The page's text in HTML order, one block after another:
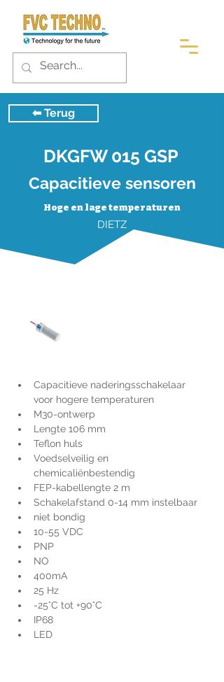
⬅︎ Terug
DKGFW 015 GSP
Capacitieve sensoren
Hoge en lage temperaturen
DIETZ
Capacitieve naderingsschakelaar
voor hogere temperaturen
M30-ontwerp
Lengte 106 mm
Teflon huls
Voedselveilig en
chemicaliënbestendig
FEP-kabellengte 2 m
Schakelafstand 0-14 mm instelbaar
niet bondig
10-55 VDC
PNP
NO
400mA
25 Hz
-25°C tot +90°C
IP68
LED